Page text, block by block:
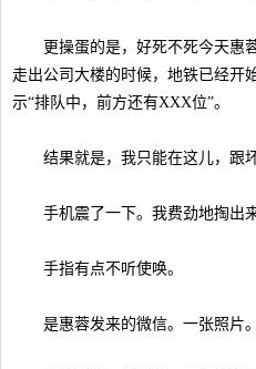
更操蛋的是，好死不死今天惠蓉
走出公司大楼的时候，地铁已经开
示“排队中，前方还有XXX位”。
结果就是，我只能在这儿，跟坏
手机震了一下。我费劲地掏出
手指有点不听使唤。
是惠蓉发来的微信。一张照片。